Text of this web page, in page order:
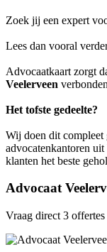
Zoek jij een expert
Lees dan vooral
Advocaatkaart zorgt
Veelerveen
Het tofste gedeelte?
Wij doen dit
advocatenkantoren uit
klanten het beste
Advocaat
Vraag direct 3 offertes